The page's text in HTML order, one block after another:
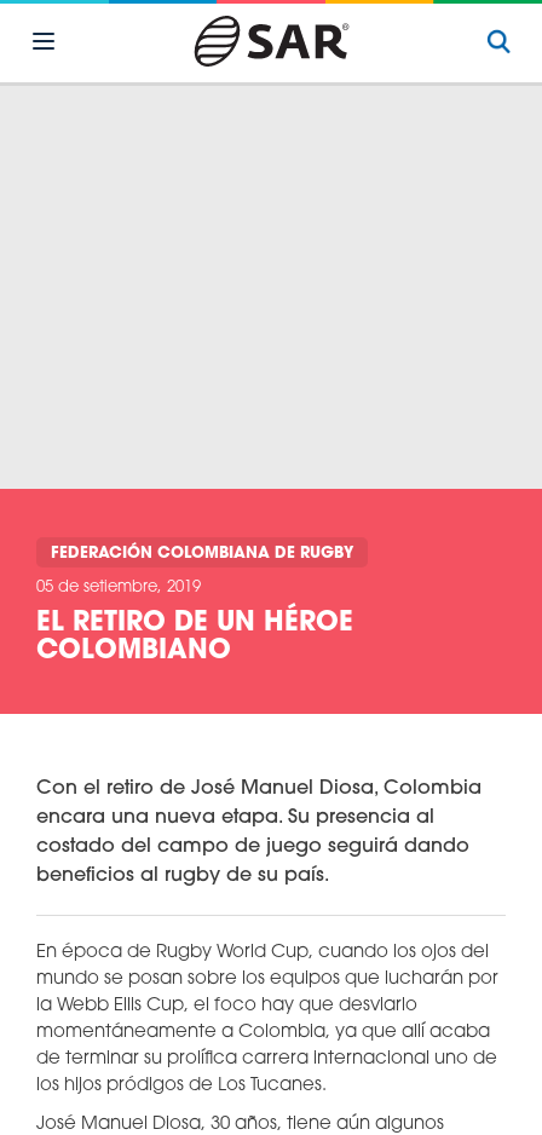
FEDERACIÓN COLOMBIANA DE RUGBY
05 de setiembre, 2019
EL RETIRO DE UN HÉROE
COLOMBIANO
Con el retiro de José Manuel Diosa, Colombia
encara una nueva etapa. Su presencia al
costado del campo de juego seguirá dando
beneficios al rugby de su país.
En época de Rugby World Cup, cuando los ojos del
mundo se posan sobre los equipos que lucharán por
la Webb Ellis Cup, el foco hay que desviarlo
momentáneamente a Colombia, ya que allí acaba
de terminar su prolífica carrera internacional uno de
los hijos pródigos de Los Tucanes.
José Manuel Diosa, 30 años, tiene aún algunos